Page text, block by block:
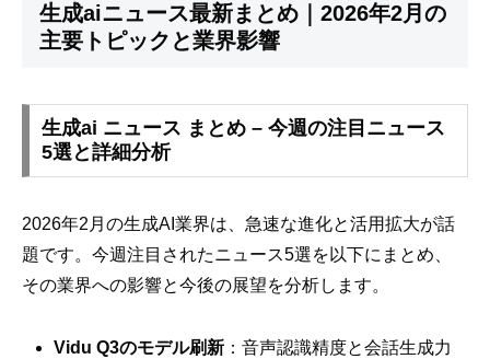
生成aiニュース最新まとめ｜2026年2月の
主要トピックと業界影響
生成ai ニュース まとめ – 今週の注目ニュース
5選と詳細分析
2026年2月の生成AI業界は、急速な進化と活用拡大が話
題です。今週注目されたニュース5選を以下にまとめ、
その業界への影響と今後の展望を分析します。
Vidu Q3のモデル刷新 ：音声認識精度と会話生成力